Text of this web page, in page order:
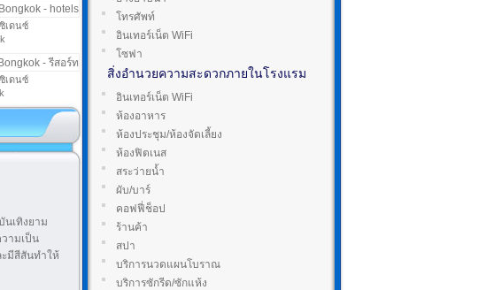
เดนซ์
เดนซ์
นเทิงยาม
ามเป็น
มีสีสันทำให้
โทรศัพท์
อินเทอร์เน็ต WiFi
โซฟา
สิ่งอำนวยความสะดวกภายในโรงแรม
อินเทอร์เน็ต WiFi
ห้องอาหาร
ห้องประชุม/ห้องจัดเลี้ยง
ห้องฟิตเนส
สระว่ายน้ำ
ผับ/บาร์
คอฟฟี่ช็อป
ร้านค้า
สปา
บริการนวดแผนโบราณ
บริการซักรีด/ซักแห้ง